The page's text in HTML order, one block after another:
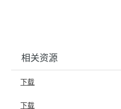
相关资源
下载
下载